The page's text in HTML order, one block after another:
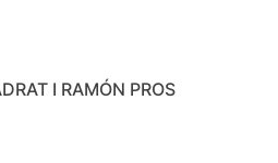
I RAMÓN PROS